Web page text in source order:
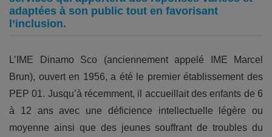
adaptées à son public tout en favorisant
l’inclusion.
L’IME Dinamo Sco (anciennement appelé IME Marcel
Brun), ouvert en 1956, a été le premier établissement des
PEP 01. Jusqu’à récemment, il accueillait des enfants de 6
à 12 ans avec une déficience intellectuelle légère ou
moyenne ainsi que des jeunes souffrant de troubles du